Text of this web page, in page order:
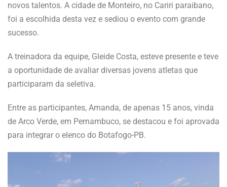
novos talentos. A cidade de Monteiro, no Cariri paraibano,
foi a escolhida desta vez e sediou o evento com grande
sucesso.
A treinadora da equipe, Gleide Costa, esteve presente e teve
a oportunidade de avaliar diversas jovens atletas que
participaram da seletiva.
Entre as participantes, Amanda, de apenas 15 anos, vinda
de Arco Verde, em Pernambuco, se destacou e foi aprovada
para integrar o elenco do Botafogo-PB.